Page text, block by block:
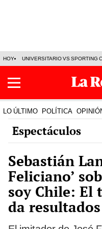
HOY UNIVERSITARIO VS SPORTING
LO ÚLTIMO POLÍTICA
Espectáculos
Sebastián
Feliciano’
soy Chile: El
da resultados